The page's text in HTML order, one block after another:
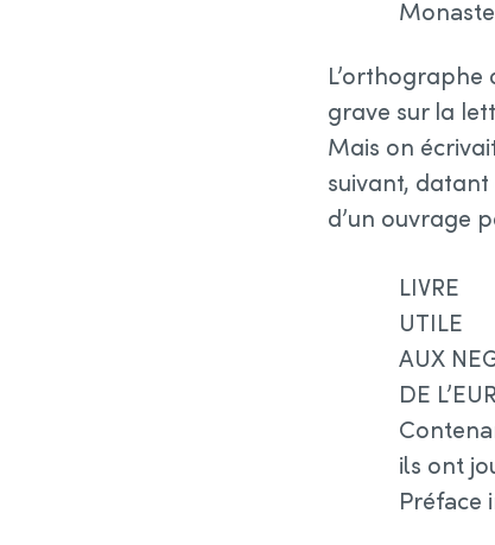
L’orthographe
grave sur la
Mais on
suivant,
d’un ouvrage
LIVRE
UTILE
AUX
DE
ils ont
Préface